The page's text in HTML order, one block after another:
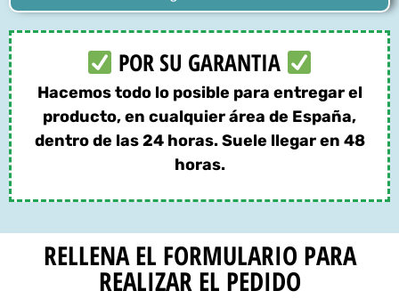
POR SU GARANTIA
Hacemos todo lo posible para entregar el
producto, en cualquier área de España,
dentro de las 24 horas. Suele llegar en 48
horas.
RELLENA EL FORMULARIO PARA
REALIZAR EL PEDIDO